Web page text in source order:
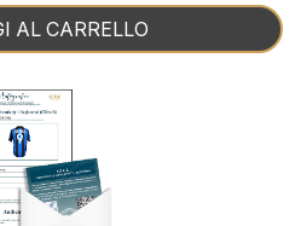
AL CARRELLO